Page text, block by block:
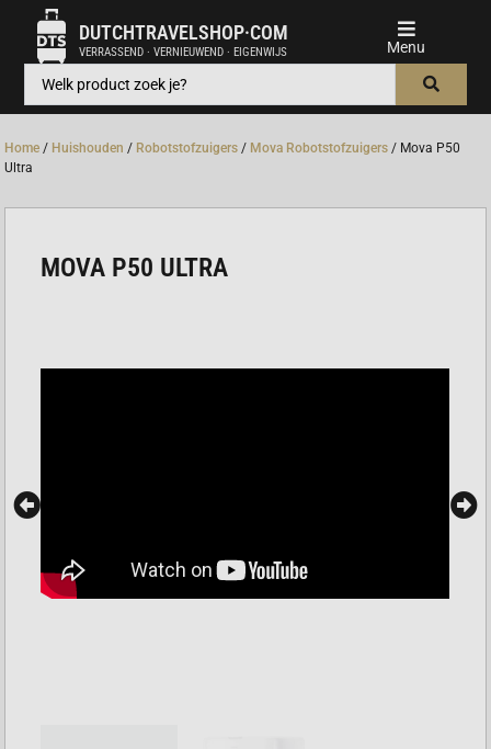
DUTCHTRAVELSHOP·COM
VERRASSEND · VERNIEUWEND · EIGENWIJS
Home / Huishouden / Robotstofzuigers / Mova Robotstofzuigers / Mova P50
Ultra
MOVA P50 ULTRA